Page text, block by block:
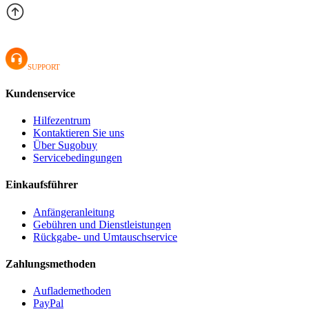
SUPPORT
Kundenservice
Hilfezentrum
Kontaktieren Sie uns
Über Sugobuy
Servicebedingungen
Einkaufsführer
Anfängeranleitung
Gebühren und Dienstleistungen
Rückgabe- und Umtauschservice
Zahlungsmethoden
Auflademethoden
PayPal